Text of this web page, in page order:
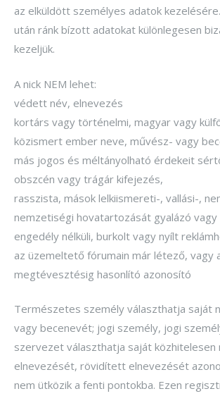
az elküldött személyes adatok
után ránk bízott adatokat különlegesen
kezeljük.
A nick NEM lehet:
védett név, elnevezés
kortárs vagy történelmi, magyar vagy
közismert ember neve, művész- vagy
más jogos és méltányolható érdekeit
obszcén vagy trágár kifejezés,
rasszista, mások lelkiismereti-, vallási-,
nemzetiségi hovatartozását gyalázó
engedély nélküli, burkolt vagy nyílt
az üzemeltető fórumain már létező, vagy
megtévesztésig hasonlító azonosító
Természetes személy választhatja saját
vagy becenevét; jogi személy, jogi
szervezet választhatja saját
elnevezését, rövidített elnevezését
nem ütközik a fenti pontokba. Ezen